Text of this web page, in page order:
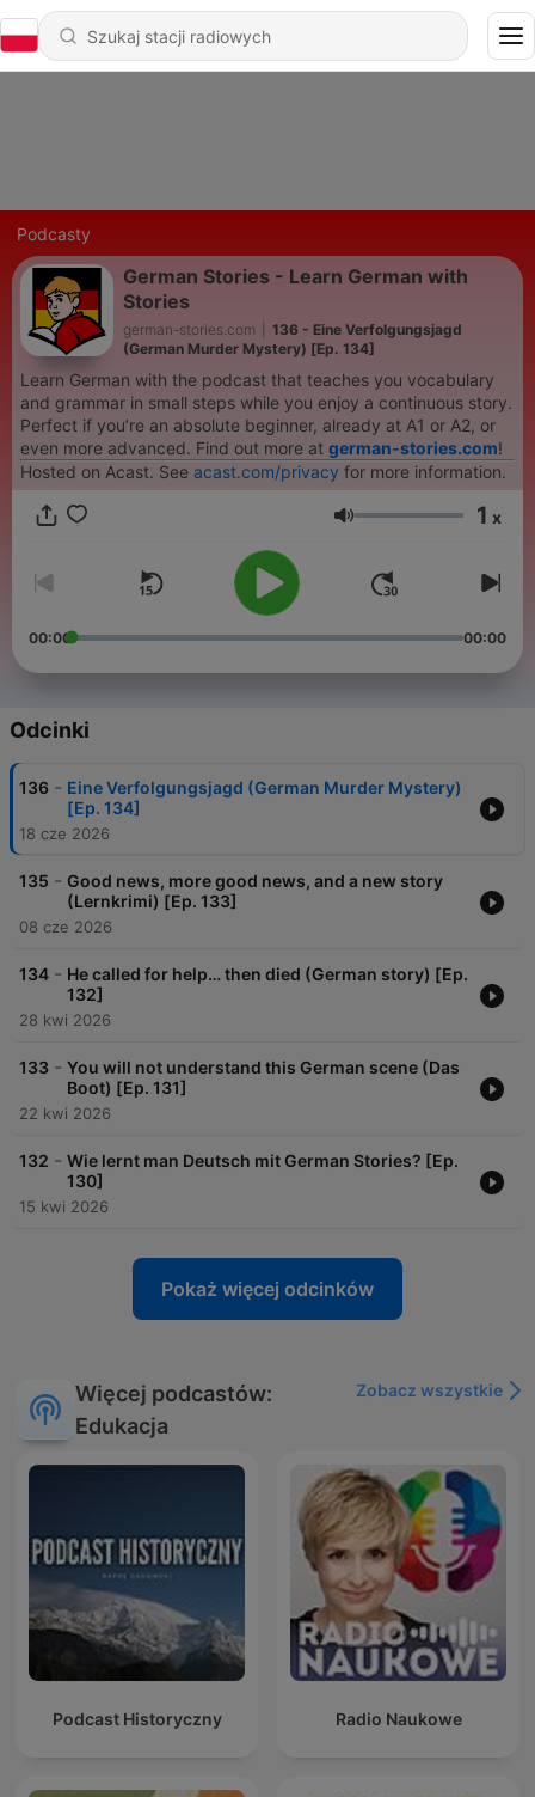
Podcasty
German Stories - Learn German with
Stories
german-stories.com
136 - Eine Verfolgungsjagd
(German Murder Mystery) [Ep. 134]
Learn German with the podcast that teaches you vocabulary
and grammar in small steps while you enjoy a continuous story.
Perfect if you’re an absolute beginner, already at A1 or A2, or
even more advanced. Find out more at german-stories.com!
Hosted on Acast. See acast.com/privacy for more information.
Głośność 1 x
00:00 00:00
Odcinki
136 - Eine Verfolgungsjagd (German Murder Mystery)
[Ep. 134]
18 cze 2026
135 - Good news, more good news, and a new story
(Lernkrimi) [Ep. 133]
08 cze 2026
134 - He called for help… then died (German story) [Ep.
132]
28 kwi 2026
133 - You will not understand this German scene (Das
Boot) [Ep. 131]
22 kwi 2026
132 - Wie lernt man Deutsch mit German Stories? [Ep.
130]
15 kwi 2026
Pokaż więcej odcinków
Więcej podcastów:
Edukacja
Zobacz wszystkie
Podcast Historyczny Radio Naukowe